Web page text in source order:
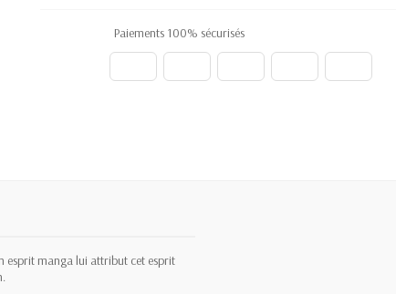
Paiements 100% sécurisés
esprit manga lui attribut cet esprit